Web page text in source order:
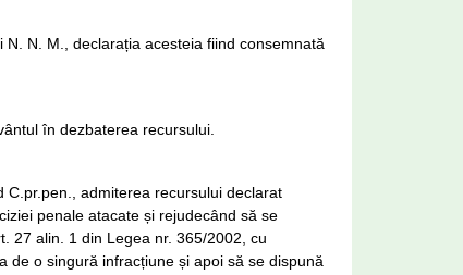
N. M., declarația acesteia fiind consemnată
în dezbaterea recursului.
admiterea recursului declarat
penale atacate și rejudecând să se
27 alin. 1 din Legea nr. 365/2002, cu
de o singură infracțiune și apoi să se dispună